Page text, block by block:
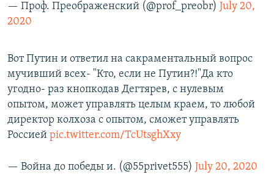
— Проф. Преображенский (@prof_preobr) July 20,
2020
Вот Путин и ответил на сакраментальный вопрос
мучивший всех- "Кто, если не Путин?!"Да кто
угодно- раз кнопкодав Дегтярев, с нулевым
опытом, может управлять целым краем, то любой
директор колхоза с опытом, сможет управлять
Россией pic.twitter.com/TcUtsghXxy
— Война до победы и. (@55privet555) July 20, 2020